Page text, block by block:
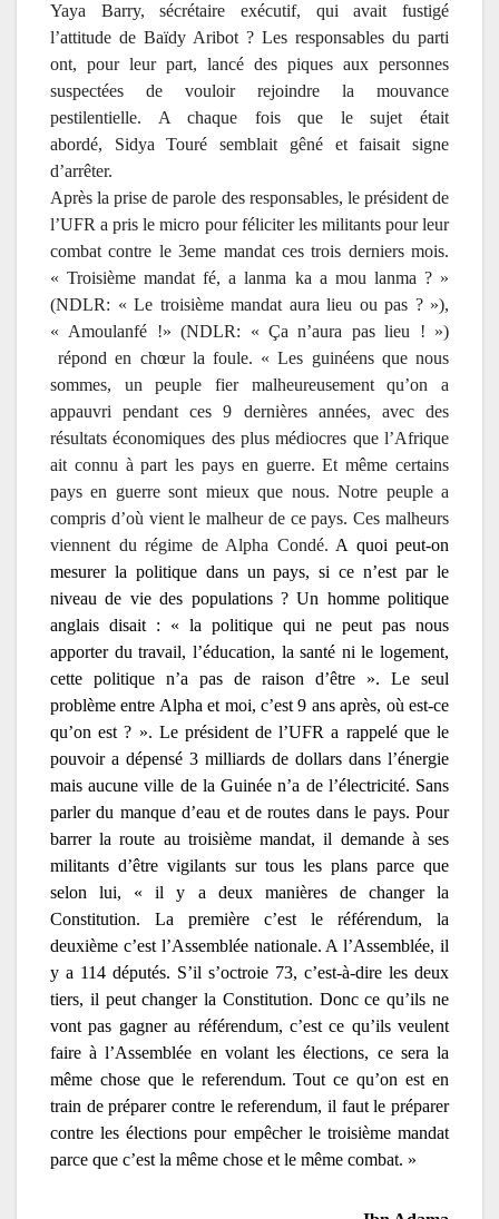
Yaya Barry, sécrétaire exécutif, qui avait fustigé
l’attitude de Baïdy Aribot ? Les responsables du parti
ont, pour leur part, lancé des piques aux personnes
suspectées de vouloir rejoindre la mouvance
pestilentielle. A chaque fois que le sujet était
abordé, Sidya Touré semblait gêné et faisait signe
d’arrêter.
Après la prise de parole des responsables, le président de
l’UFR a pris le micro pour féliciter les militants pour leur
combat contre le 3eme mandat ces trois derniers mois.
« Troisième mandat fé, a lanma ka a mou lanma ? »
(NDLR: « Le troisième mandat aura lieu ou pas ? »),
« Amoulanfé !» (NDLR: « Ça n’aura pas lieu ! »)
répond en chœur la foule. « Les guinéens que nous
sommes, un peuple fier malheureusement qu’on a
appauvri pendant ces 9 dernières années, avec des
résultats économiques des plus médiocres que l’Afrique
ait connu à part les pays en guerre. Et même certains
pays en guerre sont mieux que nous. Notre peuple a
compris d’où vient le malheur de ce pays. Ces malheurs
viennent du régime de Alpha Condé. A quoi peut-on
mesurer la politique dans un pays, si ce n’est par le
niveau de vie des populations ? Un homme politique
anglais disait : « la politique qui ne peut pas nous
apporter du travail, l’éducation, la santé ni le logement,
cette politique n’a pas de raison d’être ». Le seul
problème entre Alpha et moi, c’est 9 ans après, où est-ce
qu’on est ? ». Le président de l’UFR a rappelé que le
pouvoir a dépensé 3 milliards de dollars dans l’énergie
mais aucune ville de la Guinée n’a de l’électricité. Sans
parler du manque d’eau et de routes dans le pays. Pour
barrer la route au troisième mandat, il demande à ses
militants d’être vigilants sur tous les plans parce que
selon lui, « il y a deux manières de changer la
Constitution. La première c’est le référendum, la
deuxième c’est l’Assemblée nationale. A l’Assemblée, il
y a 114 députés. S’il s’octroie 73, c’est-à-dire les deux
tiers, il peut changer la Constitution. Donc ce qu’ils ne
vont pas gagner au référendum, c’est ce qu’ils veulent
faire à l’Assemblée en volant les élections, ce sera la
même chose que le referendum. Tout ce qu’on est en
train de préparer contre le referendum, il faut le préparer
contre les élections pour empêcher le troisième mandat
parce que c’est la même chose et le même combat. »